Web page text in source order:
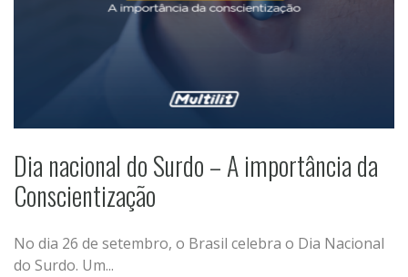
Dia nacional do Surdo – A importância da
Conscientização
No dia 26 de setembro, o Brasil celebra o Dia Nacional
do Surdo. Um...